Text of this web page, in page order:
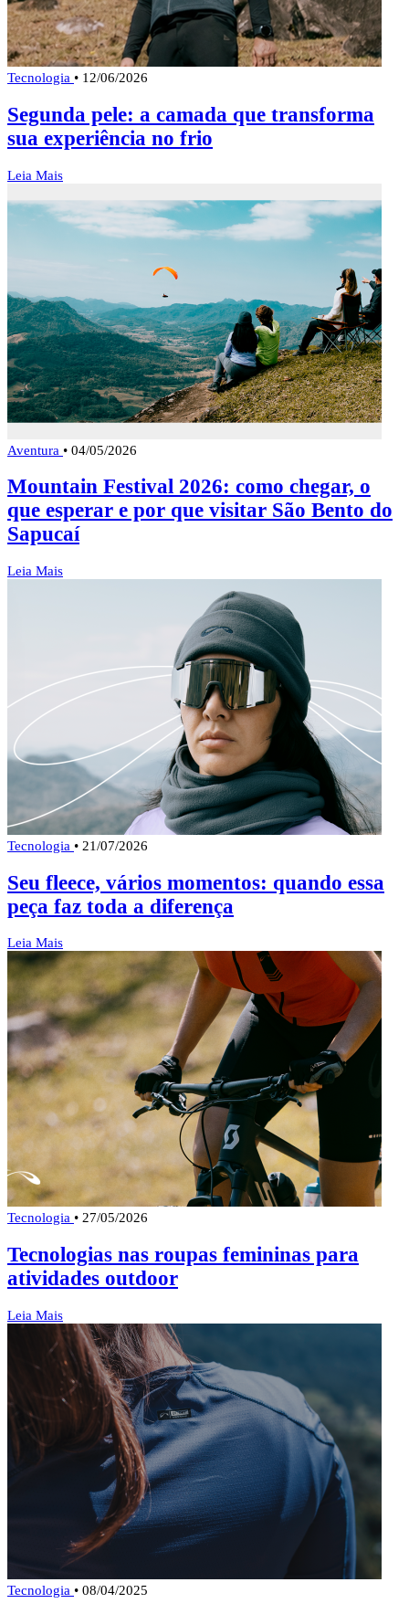
Tecnologia • 12/06/2026
Segunda pele: a camada que transforma
sua experiência no frio
Leia Mais
Aventura • 04/05/2026
Mountain Festival 2026: como chegar, o
que esperar e por que visitar São Bento do
Sapucaí
Leia Mais
Tecnologia • 21/07/2026
Seu fleece, vários momentos: quando essa
peça faz toda a diferença
Leia Mais
Tecnologia • 27/05/2026
Tecnologias nas roupas femininas para
atividades outdoor
Leia Mais
Tecnologia • 08/04/2025